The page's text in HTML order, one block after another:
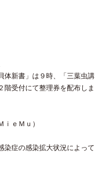
体新書」は９時、「三葉虫講
階受付にて整理券を配布しま
ｅＭｕ）
症の感染拡大状況によって